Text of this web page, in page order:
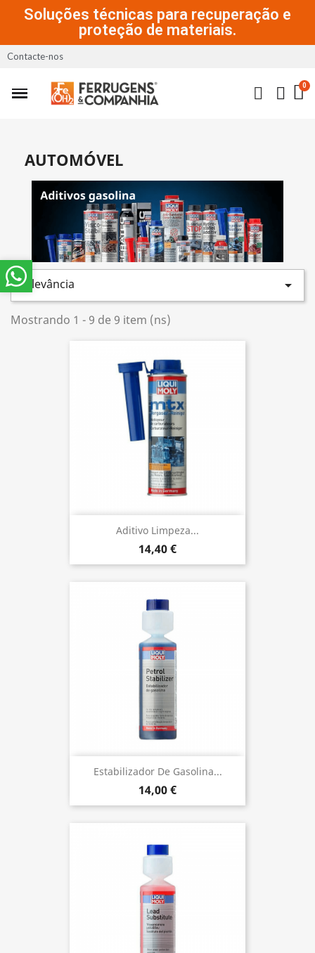
Soluções técnicas para recuperação e
proteção de materiais.
Contacte-nos
AUTOMÓVEL
Relevância 
Mostrando 1 - 9 de 9 item (ns)
Aditivo Limpeza...
14,40 €
Estabilizador De Gasolina...
14,00 €